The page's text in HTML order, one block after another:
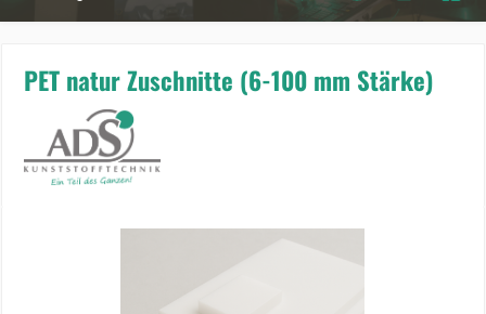
PET natur Zuschnitte (6-100 mm Stärke)